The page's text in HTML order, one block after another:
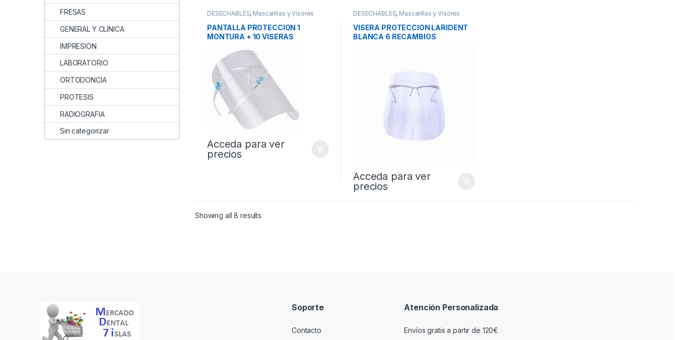
DESECHABLES, Mascarillas y Visores
PANTALLA PROTECCION 1
MONTURA + 10 VISERAS
Acceda para ver
precios
DESECHABLES, Mascarillas y Visores
VISERA PROTECCION LARIDENT
BLANCA 6 RECAMBIOS
Acceda para ver
precios
Showing all 8 results
FRESAS
GENERAL Y CLINICA
IMPRESION
LABORATORIO
ORTODONCIA
PROTESIS
RADIOGRAFIA
Sin categorizar
Soporte
Contacto
Atención Personalizada
Envíos gratis a partir de 120€